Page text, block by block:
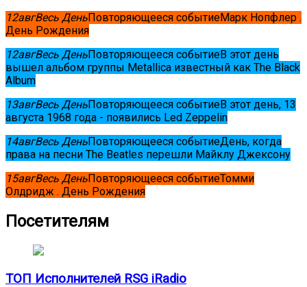
12авгВесь ДеньПовторяющееся событиеМарк Нопфлер .
День Рождения
12авгВесь ДеньПовторяющееся событиеВ этот день
вышел альбом группы Metallica известный как The Black
Album
13авгВесь ДеньПовторяющееся событиеВ этот день, 13
августа 1968 года - появились Led Zeppelin
14авгВесь ДеньПовторяющееся событиеДень, когда
права на песни The Beatles перешли Майклу Джексону
15авгВесь ДеньПовторяющееся событиеТомми
Олдридж . День Рождения
Посетителям
ТОП Исполнителей RSG iRadio